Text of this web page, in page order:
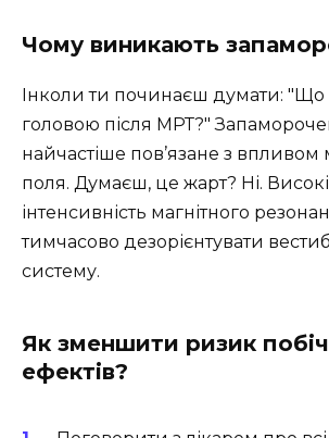
Чому виникають
Інколи ти починаєш думати: "Що
головою після МРТ?"
найчастіше пов’язане з впливом
поля. Думаєш, це жарт? Ні. Високі
інтенсивність магнітного
тимчасово дезорієнтувати
систему.
Як зменшити ризик
ефектів?